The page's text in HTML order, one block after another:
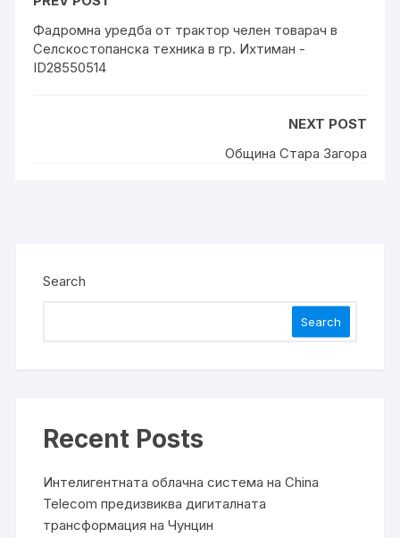
Фадромна уредба от трактор челен товарач в
Селскостопанска техника в гр. Ихтиман -
ID28550514
NEXT POST
Община Стара Загора
Search
Search
Recent Posts
Интелигентната облачна система на China
Telecom предизвиква дигиталната
трансформация на Чунцин